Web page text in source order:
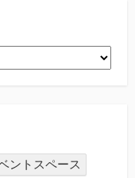
ントスペース